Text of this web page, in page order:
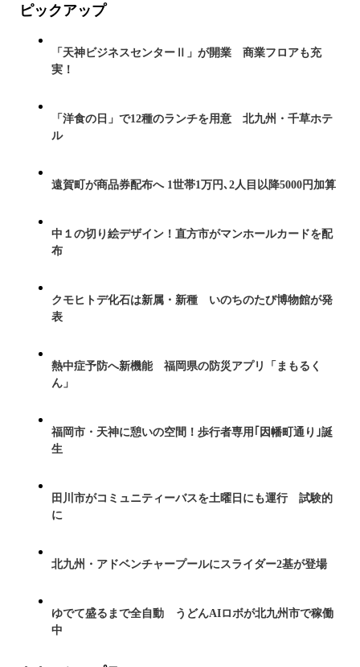
ピックアップ
「天神ビジネスセンターⅡ」が開業 商業フロアも充
実！
「洋食の日」で12種のランチを用意 北九州・千草ホテ
ル
遠賀町が商品券配布へ 1世帯1万円､2人目以降5000円加算
中１の切り絵デザイン！直方市がマンホールカードを配
布
クモヒトデ化石は新属・新種 いのちのたび博物館が発
表
熱中症予防へ新機能 福岡県の防災アプリ「まもるく
ん」
福岡市・天神に憩いの空間！歩行者専用｢因幡町通り｣誕
生
田川市がコミュニティーバスを土曜日にも運行 試験的
に
北九州・アドベンチャープールにスライダー2基が登場
ゆでて盛るまで全自動 うどんAIロボが北九州市で稼働
中